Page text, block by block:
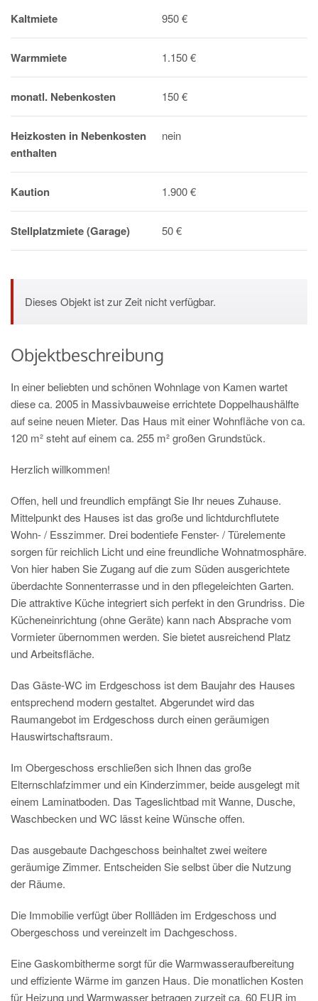
Kaltmiete 950 €
Warmmiete 1.150 €
monatl. Nebenkosten 150 €
Heizkosten in Nebenkosten
enthalten
nein
Kaution 1.900 €
Stellplatzmiete (Garage) 50 €
Dieses Objekt ist zur Zeit nicht verfügbar.
Objektbeschreibung
In einer beliebten und schönen Wohnlage von Kamen wartet
diese ca. 2005 in Massivbauweise errichtete Doppelhaushälfte
auf seine neuen Mieter. Das Haus mit einer Wohnfläche von ca.
120 m² steht auf einem ca. 255 m² großen Grundstück.
Herzlich willkommen!
Offen, hell und freundlich empfängt Sie Ihr neues Zuhause.
Mittelpunkt des Hauses ist das große und lichtdurchflutete
Wohn- / Esszimmer. Drei bodentiefe Fenster- / Türelemente
sorgen für reichlich Licht und eine freundliche Wohnatmosphäre.
Von hier haben Sie Zugang auf die zum Süden ausgerichtete
überdachte Sonnenterrasse und in den pflegeleichten Garten.
Die attraktive Küche integriert sich perfekt in den Grundriss. Die
Kücheneinrichtung (ohne Geräte) kann nach Absprache vom
Vormieter übernommen werden. Sie bietet ausreichend Platz
und Arbeitsfläche.
Das Gäste-WC im Erdgeschoss ist dem Baujahr des Hauses
entsprechend modern gestaltet. Abgerundet wird das
Raumangebot im Erdgeschoss durch einen geräumigen
Hauswirtschaftsraum.
Im Obergeschoss erschließen sich Ihnen das große
Elternschlafzimmer und ein Kinderzimmer, beide ausgelegt mit
einem Laminatboden. Das Tageslichtbad mit Wanne, Dusche,
Waschbecken und WC lässt keine Wünsche offen.
Das ausgebaute Dachgeschoss beinhaltet zwei weitere
geräumige Zimmer. Entscheiden Sie selbst über die Nutzung
der Räume.
Die Immobilie verfügt über Rollläden im Erdgeschoss und
Obergeschoss und vereinzelt im Dachgeschoss.
Eine Gaskombitherme sorgt für die Warmwasseraufbereitung
und effiziente Wärme im ganzen Haus. Die monatlichen Kosten
für Heizung und Warmwasser betragen zurzeit ca. 60 EUR im